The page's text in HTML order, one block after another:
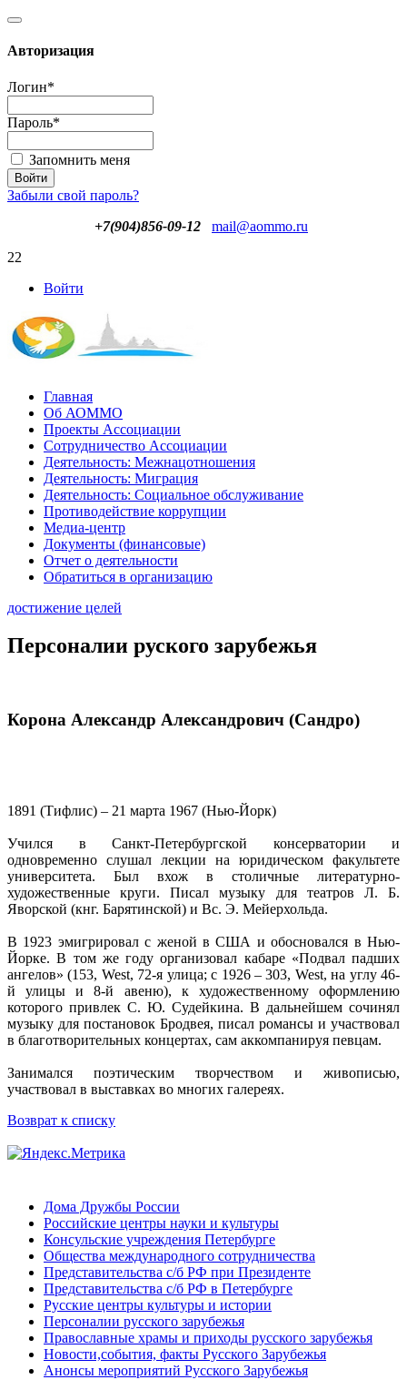
Авторизация
Логин*
Пароль*
Запомнить меня
Забыли свой пароль?
+7(904)856-09-12
mail@aommo.ru
22
Войти
Главная
Об АОММО
Проекты Ассоциации
Сотрудничество Ассоциации
Деятельность: Межнацотношения
Деятельность: Миграция
Деятельность: Социальное обслуживание
Противодействие коррупции
Медиа-центр
Документы (финансовые)
Отчет о деятельности
Обратиться в организацию
достижение целей
Персоналии руского зарубежья
Корона Александр Александрович (Сандро)
1891 (Тифлис) – 21 марта 1967 (Нью-Йорк)
Учился в Санкт-Петербургской консерватории и
одновременно слушал лекции на юридическом факультете
университета. Был вхож в столичные литературно-
художественные круги. Писал музыку для театров Л. Б.
Яворской (кнг. Барятинской) и Вс. Э. Мейерхольда.
В 1923 эмигрировал с женой в США и обосновался в Нью-
Йорке. В том же году организовал кабаре «Подвал падших
ангелов» (153, West, 72-я улица; с 1926 – 303, West, на углу 46-
й улицы и 8-й авеню), к художественному оформлению
которого привлек С. Ю. Судейкина. В дальнейшем сочинял
музыку для постановок Бродвея, писал романсы и участвовал
в благотворительных концертах, сам аккомпанируя певцам.
Занимался поэтическим творчеством и живописью,
участвовал в выставках во многих галереях.
Возврат к списку
Дома Дружбы России
Российские центры науки и культуры
Консульские учреждения Петербурге
Общества международного сотрудничества
Представительства с/б РФ при Президенте
Представительства с/б РФ в Петербурге
Русские центры культуры и истории
Персоналии русского зарубежья
Православные храмы и приходы русского зарубежья
Новости,события, факты Русского Зарубежья
Анонсы мероприятий Русского Зарубежья